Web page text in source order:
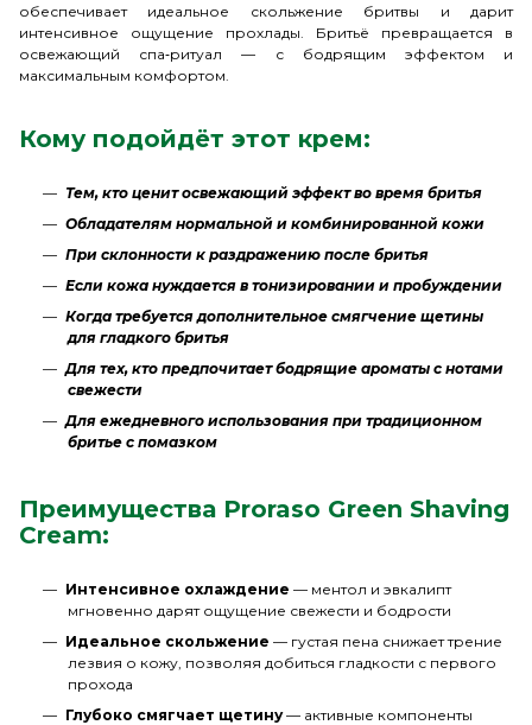
обеспечивает идеальное скольжение бритвы и дарит
интенсивное ощущение прохлады. Бритьё превращается в
освежающий спа‑ритуал — с бодрящим эффектом и
максимальным комфортом.
Кому подойдёт этот крем:
Тем, кто ценит освежающий эффект во время бритья
Обладателям нормальной и комбинированной кожи
При склонности к раздражению после бритья
Если кожа нуждается в тонизировании и пробуждении
Когда требуется дополнительное смягчение щетины
для гладкого бритья
Для тех, кто предпочитает бодрящие ароматы с нотами
свежести
Для ежедневного использования при традиционном
бритье с помазком
Преимущества Proraso Green Shaving
Cream:
Интенсивное охлаждение — ментол и эвкалипт
мгновенно дарят ощущение свежести и бодрости
Идеальное скольжение — густая пена снижает трение
лезвия о кожу, позволяя добиться гладкости с первого
прохода
Глубоко смягчает щетину— активные компоненты